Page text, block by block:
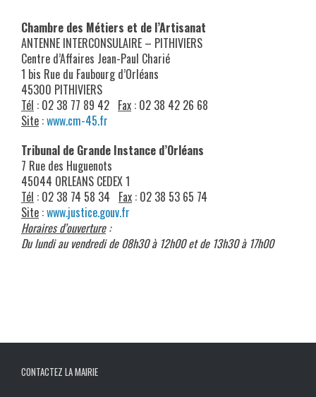
Chambre des Métiers et de l’Artisanat
ANTENNE INTERCONSULAIRE – PITHIVIERS
Centre d’Affaires Jean-Paul Charié
1 bis Rue du Faubourg d’Orléans
45300 PITHIVIERS
Tél : 02 38 77 89 42 Fax : 02 38 42 26 68
Site :www.cm-45.fr
Tribunal de Grande Instance d’Orléans
7 Rue des Huguenots
45044 ORLEANS CEDEX 1
Tél : 02 38 74 58 34 Fax : 02 38 53 65 74
Site :www.justice.gouv.fr
Horaires d’ouverture:
Du lundi au vendredi de 08h30 à 12h00 et de 13h30 à 17h00
CONTACTEZ LA MAIRIE